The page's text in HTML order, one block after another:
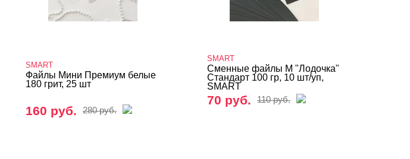
SMART
Файлы Мини Премиум белые
180 грит, 25 шт
160 руб. 280 руб.
SMART
Сменные файлы M "Лодочка"
Стандарт 100 гр, 10 шт/уп,
SMART
70 руб. 110 руб.